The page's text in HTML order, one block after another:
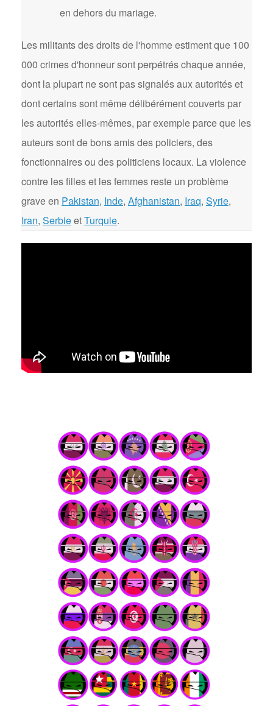
en dehors du mariage.
Les militants des droits de l'homme estiment que 100
000 crimes d'honneur sont perpétrés chaque année,
dont la plupart ne sont pas signalés aux autorités et
dont certains sont même délibérément couverts par
les autorités elles-mêmes, par exemple parce que les
auteurs sont de bons amis des policiers, des
fonctionnaires ou des politiciens locaux. La violence
contre les filles et les femmes reste un problème
grave en Pakistan, Inde, Afghanistan, Iraq, Syrie,
Iran, SerbieetTurquie.